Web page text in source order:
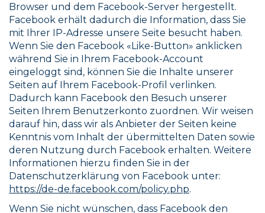
Browser und dem Facebook-Server hergestellt.
Facebook erhält dadurch die Information, dass Sie
mit Ihrer IP-Adresse unsere Seite besucht haben.
Wenn Sie den Facebook «Like-Button» anklicken
während Sie in Ihrem Facebook-Account
eingeloggt sind, können Sie die Inhalte unserer
Seiten auf Ihrem Facebook-Profil verlinken.
Dadurch kann Facebook den Besuch unserer
Seiten Ihrem Benutzerkonto zuordnen. Wir weisen
darauf hin, dass wir als Anbieter der Seiten keine
Kenntnis vom Inhalt der übermittelten Daten sowie
deren Nutzung durch Facebook erhalten. Weitere
Informationen hierzu finden Sie in der
Datenschutzerklärung von Facebook unter:
https://de-de.facebook.com/policy.php.
Wenn Sie nicht wünschen, dass Facebook den